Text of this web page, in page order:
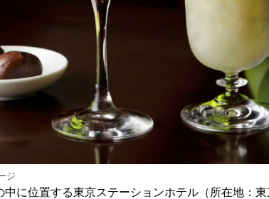
ジ
中に位置する東京ステーションホテル（所在地：